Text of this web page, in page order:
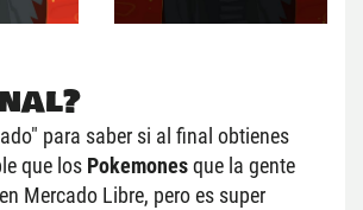
para saber si al final obtienes
que los Pokemones que la gente
Mercado Libre, pero es super